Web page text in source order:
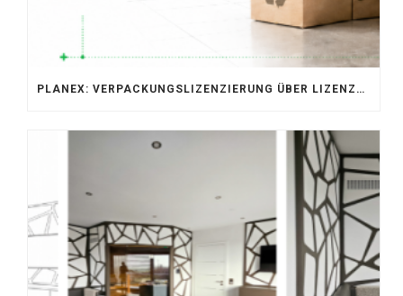
PLANEX: VERPACKUNGSLIZENZIERUNG ÜBER LIZENZERO & LUCID 2026